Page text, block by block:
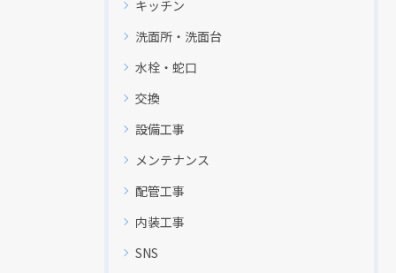
キッチン
洗面所・洗面台
水栓・蛇口
交換
設備工事
メンテナンス
配管工事
内装工事
SNS